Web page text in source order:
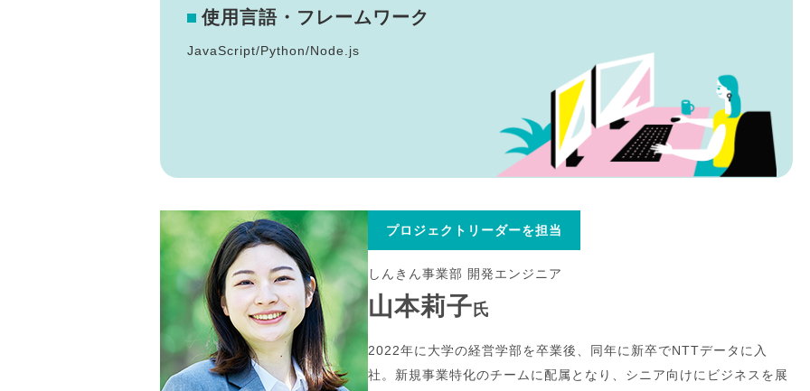
使用言語・フレームワーク
JavaScript/Python/Node.js
プロジェクトリーダーを担当
しんきん事業部 開発エンジニア
山本莉子 氏
2022年に大学の経営学部を卒業後、同年に新卒でNTTデータに入
社。新規事業特化のチームに配属となり、シニア向けにビジネスを展